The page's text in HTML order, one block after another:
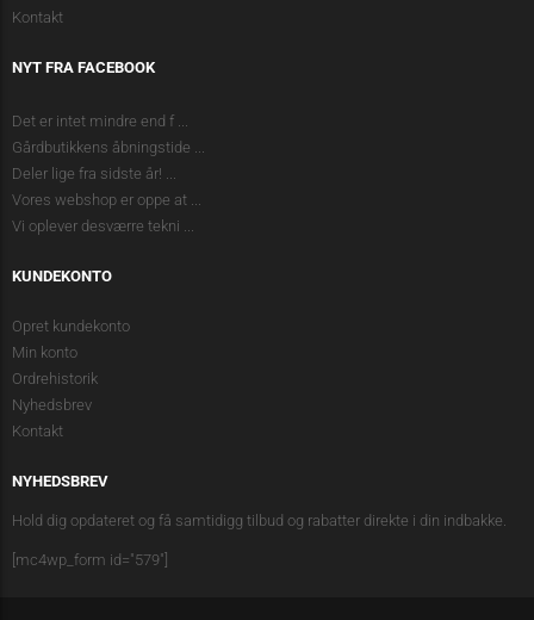
Kontakt
NYT FRA FACEBOOK
Det er intet mindre end f ...
Gårdbutikkens åbningstide ...
Deler lige fra sidste år! ...
Vores webshop er oppe at ...
Vi oplever desværre tekni ...
KUNDEKONTO
Opret kundekonto
Min konto
Ordrehistorik
Nyhedsbrev
Kontakt
NYHEDSBREV
Hold dig opdateret og få samtidigg tilbud og rabatter direkte i din indbakke.
[mc4wp_form id="579"]